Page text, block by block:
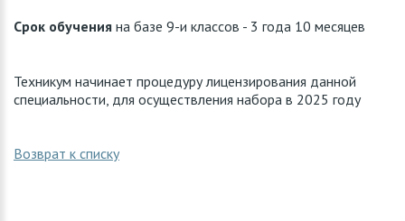
Срок обучения на базе 9-и классов - 3 года 10 месяцев
Техникум начинает процедуру лицензирования данной
специальности, для осуществления набора в 2025 году
Возврат к списку